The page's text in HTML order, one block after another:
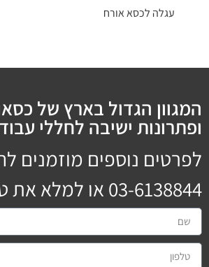
עגלה לכסא אורח
המגוון הגדול בארץ של
ופתרונות ישיבה לחללי
לפרטים נוספים מוזמנים
03-6138844 או למלא את